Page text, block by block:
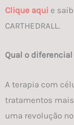
Clique aqui e
CARTHEDRALL.
Qual o
A terapia com
tratamentos
uma revolução